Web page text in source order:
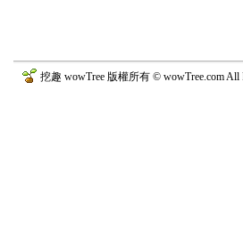
挖趣 wowTree 版權所有 © wowTree.com All